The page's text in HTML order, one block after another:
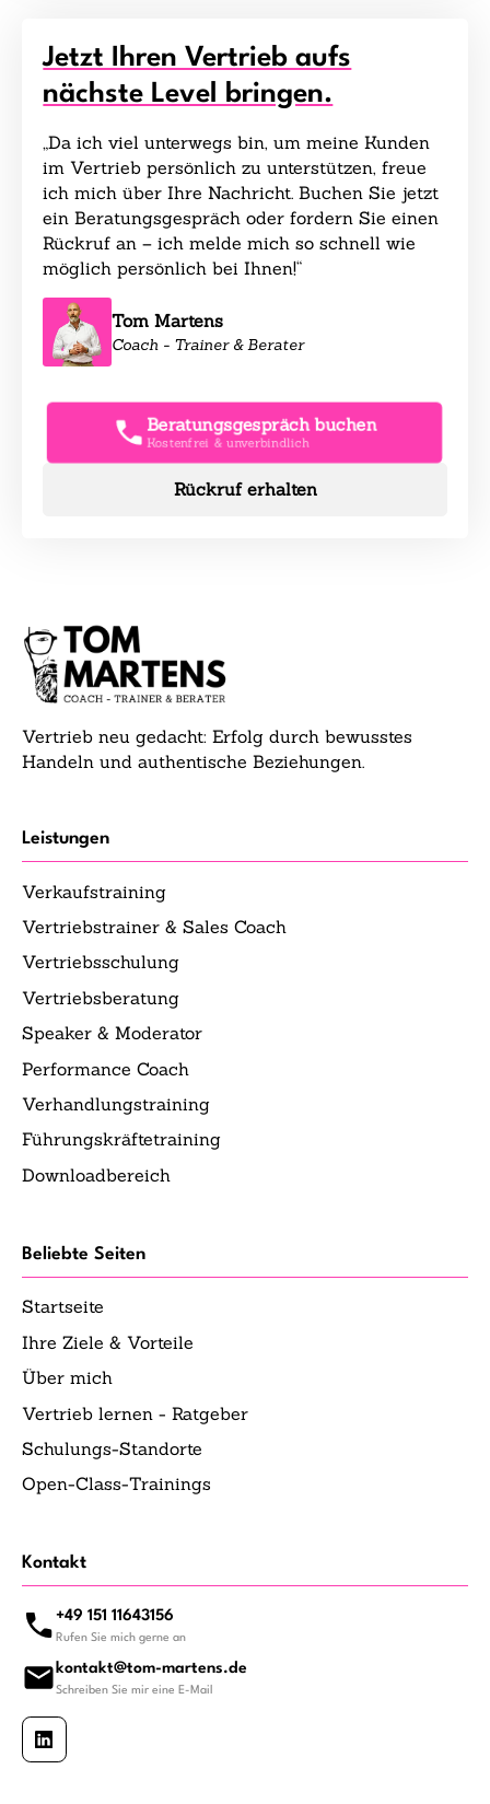
Jetzt Ihren Vertrieb aufs
nächste Level bringen.
„Da ich viel unterwegs bin, um meine Kunden
im Vertrieb persönlich zu unterstützen, freue
ich mich über Ihre Nachricht. Buchen Sie jetzt
ein Beratungsgespräch oder fordern Sie einen
Rückruf an – ich melde mich so schnell wie
möglich persönlich bei Ihnen!“
Tom Martens
Coach - Trainer & Berater
Beratungsgespräch buchen
Kostenfrei & unverbindlich
Rückruf erhalten
Vertrieb neu gedacht: Erfolg durch bewusstes
Handeln und authentische Beziehungen.
Leistungen
Verkaufstraining
Vertriebstrainer & Sales Coach
Vertriebsschulung
Vertriebsberatung
Speaker & Moderator
Performance Coach
Verhandlungstraining
Führungskräftetraining
Downloadbereich
Beliebte Seiten
Startseite
Ihre Ziele & Vorteile
Über mich
Vertrieb lernen - Ratgeber
Schulungs-Standorte
Open-Class-Trainings
Kontakt
+49 151 11643156
Rufen Sie mich gerne an
kontakt@tom-martens.de
Schreiben Sie mir eine E-Mail